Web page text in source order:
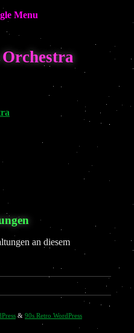
Menu
an diesem
& 90s Retro WordPress